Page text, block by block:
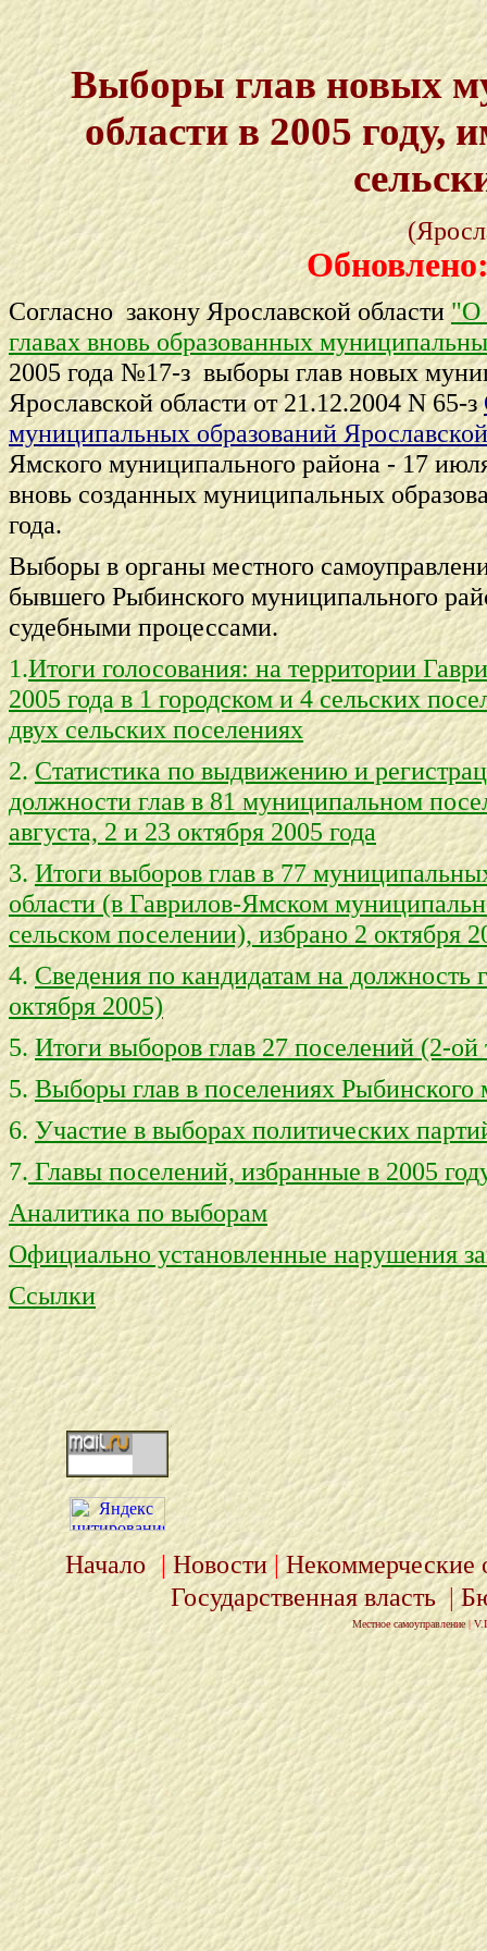
Выборы глав новых
области в 2005 году,
Согласно закону Ярославской области "О
главах вновь образованных
2005 года №17-з выборы глав новых
Ярославской области от 21.12.2004 N 65-з
муниципальных образований
Ямского муниципального района - 17
вновь созданных муниципальных
года.
Выборы в органы местного
бывшего Рыбинского муниципального
судебными процессами.
1.Итоги голосования: на территории
2005 года в 1 городском и 4 сельских
двух сельских поселениях
2.Статистика по выдвижению и
должности глав в 81 муниципальном
августа, 2 и 23 октября 2005 года
3. Итоги выборов глав в 77
области (в Гаврилов-Ямском
сельском поселении), избрано 2 октября
4.Сведения по кандидатам на должность
октября 2005)
5. Итоги выборов глав 27 поселений (2-ой
5.Выборы глав в поселениях Рыбинского
6.Участие в выборах политических
7. Главы поселений, избранные в 2005
Аналитика по выборам
Официально установленные нарушения
Ссылки
Начало | Новости |Некоммерческие
Государственная власть |
Местное самоуправление|